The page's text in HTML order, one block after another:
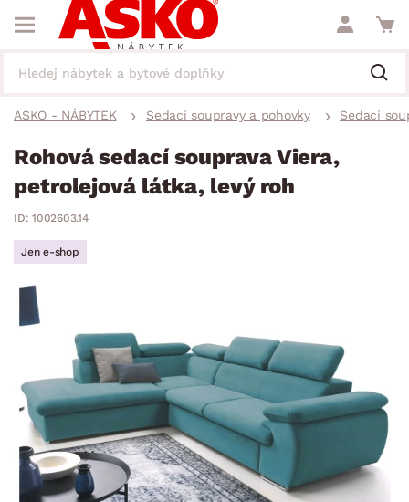
ASKO - NÁBYTEK Sedací soupravy a pohovky Sedací
Rohová sedací souprava Viera,
petrolejová látka, levý roh
ID: 1002603.14
Jen e-shop